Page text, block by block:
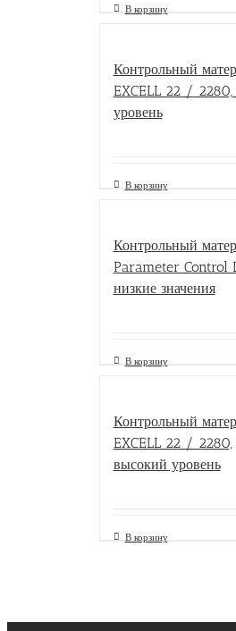
В корзину
Контрольный
EXCELL 22 / 2280,
уровень
В корзину
Контрольный
Parameter Control
низкие значения
В корзину
Контрольный
EXCELL 22 / 2280,
высокий уровень
В корзину